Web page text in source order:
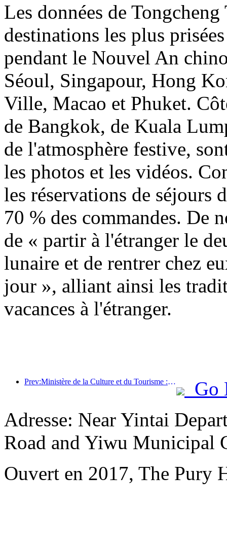
Les données de
destinations les plus
pendant le Nouvel An
Séoul, Singapour, Hong
Ville, Macao et Phuket.
de Bangkok, de Kuala
de l'atmosphère festive,
les photos et les vidéos.
les réservations de séjours
70 % des commandes. De
de « partir à l'étranger le
lunaire et de rentrer chez
jour », alliant ainsi les
vacances à l'étranger.
Prev:Ministère de la Culture et du Tourisme : Lancement de 22 activités thématiques réparties dans 7 grandes régions
Go
Adresse: Near Yintai
Road and Yiwu Municipal
Ouvert en 2017, The Pury